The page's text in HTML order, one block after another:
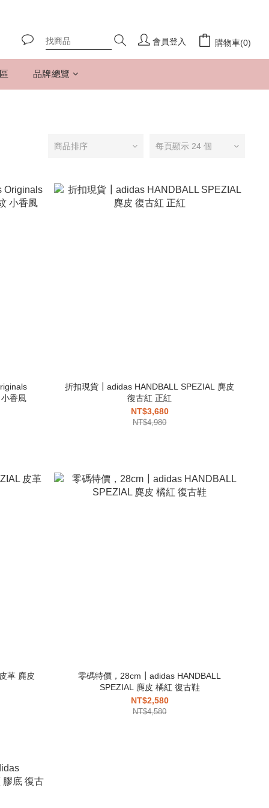
會員登入 購物車(0)
品牌總覽
商品排序 每頁顯示 24 個
香風
折扣現貨┃adidas HANDBALL SPEZIAL 麂皮
復古紅 正紅
NT$3,680
NT$4,980
革 麂皮
零碼特價，28cm┃adidas HANDBALL
SPEZIAL 麂皮 橘紅 復古鞋
NT$2,580
NT$4,580